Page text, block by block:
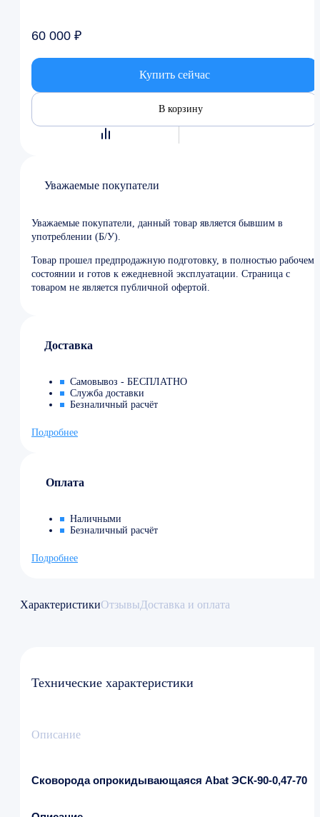
60 000 ₽
Купить сейчас
В корзину
Уважаемые покупатели
Уважаемые покупатели, данный товар является бывшим в
употреблении (Б/У).
Товар прошел предпродажную подготовку, в полностью рабочем
состоянии и готов к ежедневной эксплуатации. Страница с
товаром не является публичной офертой.
Доставка
Самовывоз - БЕСПЛАТНО
Служба доставки
Безналичный расчёт
Подробнее
Оплата
Наличными
Безналичный расчёт
Подробнее
ХарактеристикиОтзывыДоставка и оплата
Технические характеристики
Описание
Сковорода опрокидывающаяся Abat ЭСК-90-0,47-70